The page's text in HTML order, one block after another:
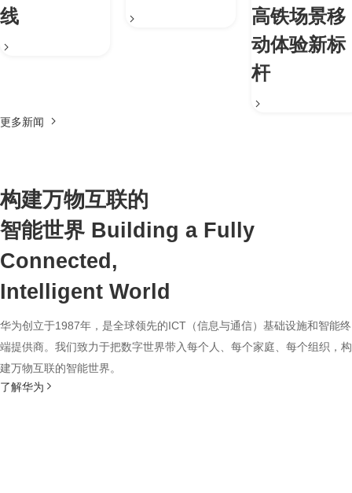
线
高铁场景移
动体验新标
杆
更多新闻
构建万物互联的
智能世界 Building a Fully
Connected,
Intelligent World
华为创立于1987年，是全球领先的ICT（信息与通信）基础设施和智能终
端提供商。我们致力于把数字世界带入每个人、每个家庭、每个组织，构
建万物互联的智能世界。
了解华为